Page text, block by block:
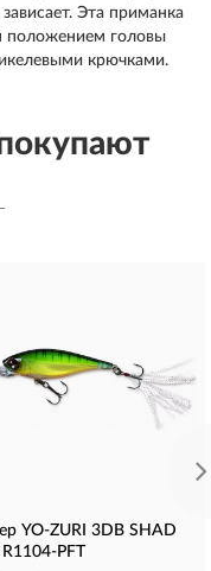
Эта приманка
положением головы
крючками.
YO-ZURI 3DB SHAD
R1104-PFT